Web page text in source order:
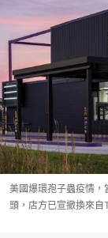
美國爆環孢子蟲疫情
頭，店方已宣撤換來自